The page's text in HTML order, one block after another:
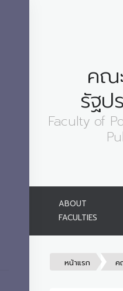
คณ
รัฐป
Faculty of
ABOUT
FACULTIES
หน้าแรก ค